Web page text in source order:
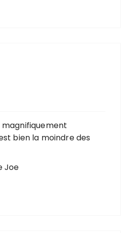
bien la moindre des
Joe